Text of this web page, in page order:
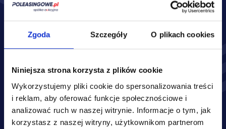
Zgoda Szczegóły O plikach cookies
Niniejsza strona korzysta z plików cookie
Wykorzystujemy pliki cookie do spersonalizowania treści
i reklam, aby oferować funkcje społecznościowe i
analizować ruch w naszej witrynie. Informacje o tym, jak
korzystasz z naszej witryny, użytkownikom partnerom
Zakres ubezpieczenia:*
OC
Assistance NNW
Auto szyby GAO
Inne